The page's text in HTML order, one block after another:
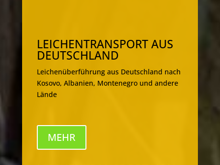
LEICHENTRANSPORT AUS
DEUTSCHLAND
Leichenüberführung aus Deutschland nach
Kosovo, Albanien, Montenegro und andere
Lände
MEHR